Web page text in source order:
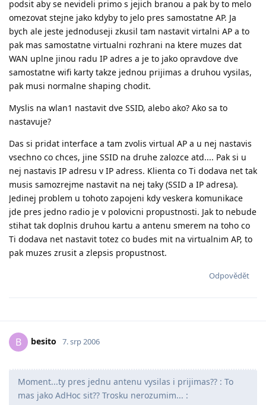
podsit aby se nevideli primo s jejich branou a pak by to melo
omezovat stejne jako kdyby to jelo pres samostatne AP. Ja
bych ale jeste jednoduseji zkusil tam nastavit virtalni AP a to
pak mas samostatne virtualni rozhrani na ktere muzes dat
WAN uplne jinou radu IP adres a je to jako opravdove dve
samostatne wifi karty takze jednou prijimas a druhou vysilas,
pak musi normalne shaping chodit.
Myslis na wlan1 nastavit dve SSID, alebo ako? Ako sa to
nastavuje?
Das si pridat interface a tam zvolis virtual AP a u nej nastavis
vsechno co chces, jine SSID na druhe zalozce atd.... Pak si u
nej nastavis IP adresu v IP adress. Klienta co Ti dodava net tak
musis samozrejme nastavit na nej taky (SSID a IP adresa).
Jedinej problem u tohoto zapojeni kdy veskera komunikace
jde pres jedno radio je v polovicni propustnosti. Jak to nebude
stihat tak doplnis druhou kartu a antenu smerem na toho co
Ti dodava net nastavit totez co budes mit na virtualnim AP, to
pak muzes zrusit a zlepsis propustnost.
Odpovědět
B besito 7. srp 2006
Moment...ty pres jednu antenu vysilas i prijimas?? : To
mas jako AdHoc sit?? Trosku nerozumim... :